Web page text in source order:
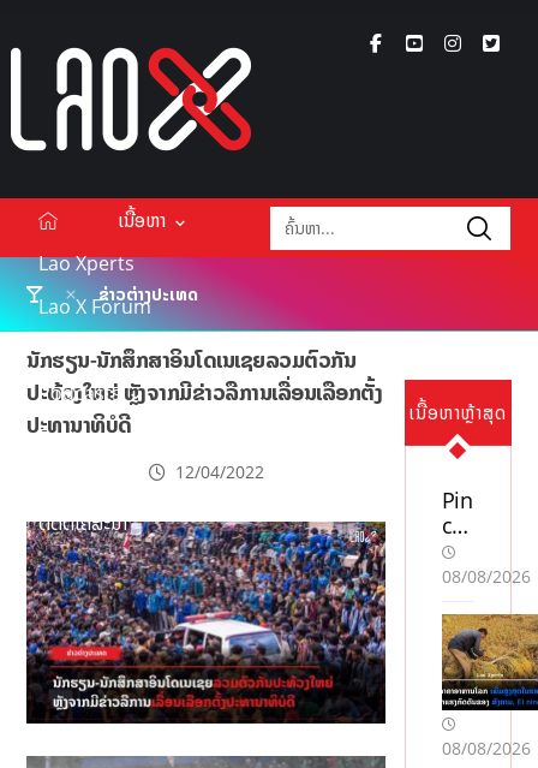
ເນື້ອຫາ
Lao Xperts
Lao X Forum
ວິດີໂອ
Podcasts
Events
ຕິດຕໍ່ໂຄສະນາ
ຂ່າວຕ່າງປະເທດ
ນັກຮຽນ-ນັກສຶກສາອິນໂດເນເຊຍລວມຕົວກັນ
ປະທ້ວງໃຫຍ່ ຫຼັງຈາກມີຂ່າວລືການເລື່ອນເລືອກຕັ້ງ
ປະທານາທິບໍດີ
12/04/2022
ເນື້ອຫາຫຼ້າສຸດ
Pin
co
De
po
Bo
nu
sla
rını
n
Şər
08/08/2026
08/08/2026